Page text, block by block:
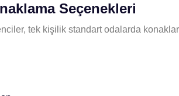
Seçenekleri
tek kişilik standart odalarda